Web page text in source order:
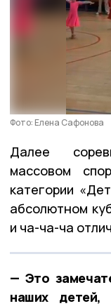
Фото: Елена Сафонова
Далее
массовом
категории
абсолютном
и ча-ча-ча
— Это
наших детей,